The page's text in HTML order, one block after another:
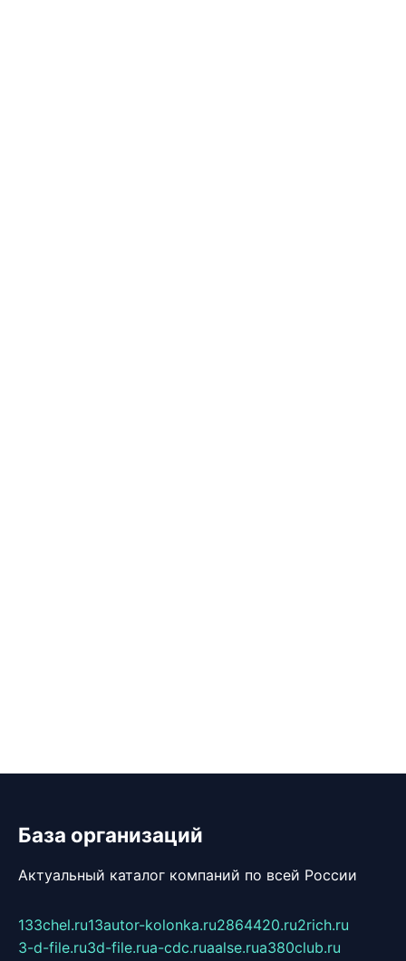
База организаций
Актуальный каталог компаний по всей России
133chel.ru13autor-kolonka.ru2864420.ru2rich.ru
3-d-file.ru3d-file.rua-cdc.ruaalse.rua380club.ru